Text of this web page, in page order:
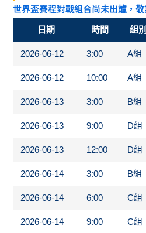
世界盃賽程對戰組合尚未出爐，敬
日期 時間 組別
2026-06-12 3:00 A組
2026-06-12 10:00 A組
2026-06-13 3:00 B組
2026-06-13 9:00 D組
2026-06-13 12:00 D組
2026-06-14 3:00 B組
2026-06-14 6:00 C組
2026-06-14 9:00 C組